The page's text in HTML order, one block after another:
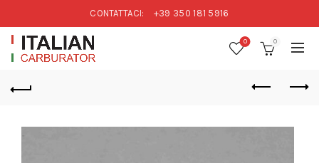
CONTATTACI: +39 350 181 5916
0 0